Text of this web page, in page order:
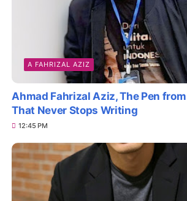
A FAHRIZAL AZIZ
Ahmad Fahrizal Aziz, The Pen
That Never Stops Writing
12:45 PM